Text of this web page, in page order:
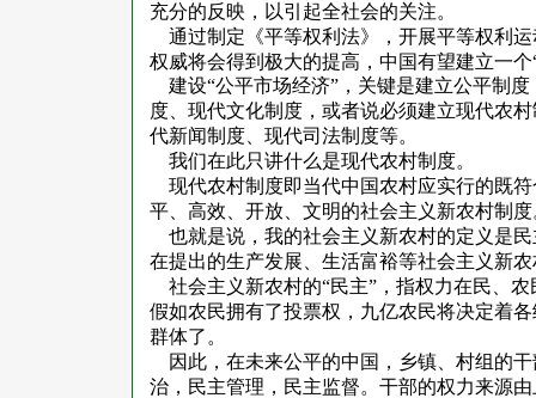
充分的反映，以引起全社会的关注。
通过制定《平等权利法》，开展平等权利
权威将会得到极大的提高，中国有望建立一个
建设“公平市场经济”，关键是建立公平制
度、现代文化制度，或者说必须建立现代农
代新闻制度、现代司法制度等。
我们在此只讲什么是现代农村制度。
现代农村制度即当代中国农村应实行的既
平、高效、开放、文明的社会主义新农村制度
也就是说，我的社会主义新农村的定义是
在提出的生产发展、生活富裕等社会主义新
社会主义新农村的“民主”，指权力在民、
假如农民拥有了投票权，九亿农民将决定着
群体了。
因此，在未来公平的中国，乡镇、村组的
治，民主管理，民主监督。干部的权力来源